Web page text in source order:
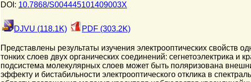
DOI: 10.7868/S004445101409003X
DJVU (118.1K) PDF (303.2K)
Представлены результаты изучения электрооптических свойств
тонких слоев двух органических соединений: сегнетоэлектрика и
подсистема молекулярных слоев может быть поляризована
эффекту и бистабильности электрооптического отклика в